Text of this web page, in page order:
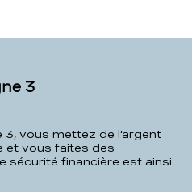
3
vous mettez de l’argent
et vous faites des
sécurité financière est ainsi